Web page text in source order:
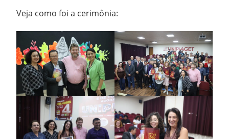
Veja como foi a cerimônia: